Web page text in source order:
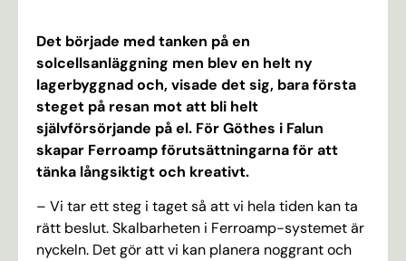
Det började med tanken på en
solcellsanläggning men blev en helt ny
lagerbyggnad och, visade det sig, bara första
steget på resan mot att bli helt
självförsörjande på el. För Göthes i Falun
skapar Ferroamp förutsättningarna för att
tänka långsiktigt och kreativt.
– Vi tar ett steg i taget så att vi hela tiden kan ta
rätt beslut. Skalbarheten i Ferroamp-systemet är
nyckeln. Det gör att vi kan planera noggrant och